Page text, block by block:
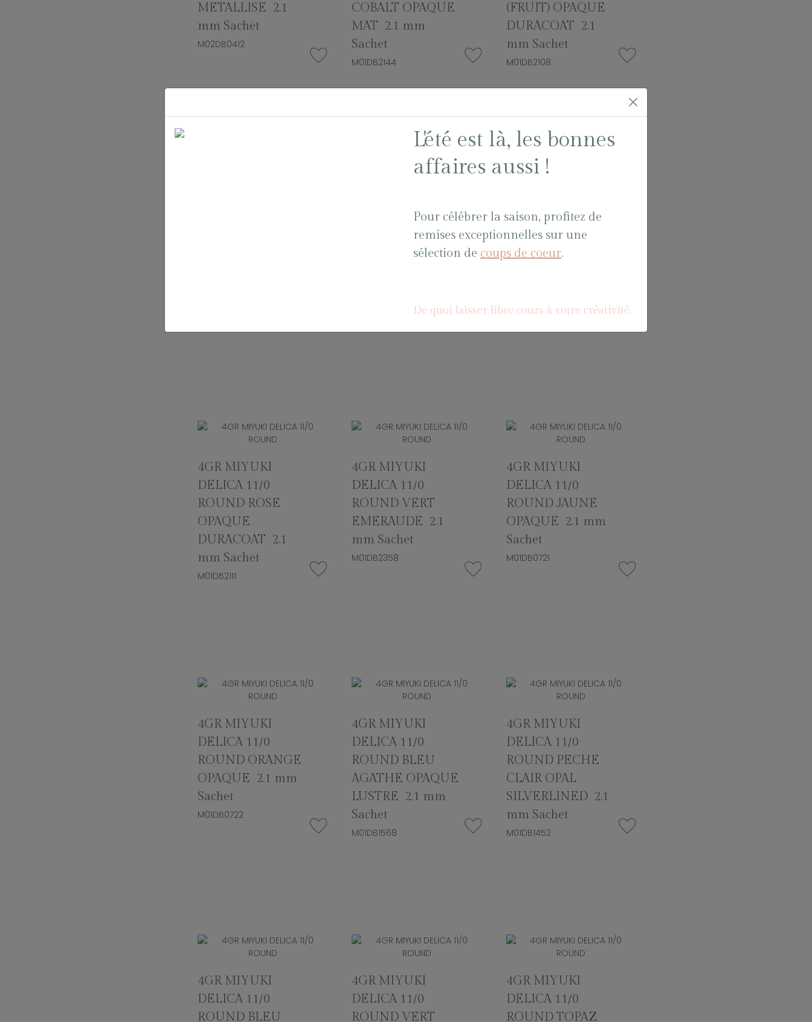
METALLISE 2.1
mm Sachet
M02DB0412
COBALT OPAQUE
MAT 2.1 mm
Sachet
M01DB2144
(FRUIT) OPAQUE
DURACOAT 2.1
mm Sachet
M01DB2108
4GR MIYUKI
ROUND BLANC
4GR MIYUKI
DELICA 11/0
ROUND
4GR MIYUKI
DELICA 11/0
ROUND ROSE
OPAQUE
DURACOAT 2.1
mm Sachet
M01DB2111
4GR MIYUKI
DELICA 11/0
ROUND VERT
EMERAUDE 2.1
mm Sachet
M01DB2358
4GR MIYUKI
DELICA 11/0
ROUND JAUNE
OPAQUE 2.1 mm
Sachet
M01DB0721
4GR MIYUKI
DELICA 11/0
ROUND ORANGE
OPAQUE 2.1 mm
Sachet
M01DB0722
4GR MIYUKI
DELICA 11/0
ROUND BLEU
AGATHE OPAQUE
LUSTRE 2.1 mm
Sachet
M01DB1568
4GR MIYUKI
DELICA 11/0
ROUND PECHE
CLAIR OPAL
SILVERLINED 2.1
mm Sachet
M01DB1452
4GR MIYUKI
DELICA 11/0
ROUND BLEU
4GR MIYUKI
DELICA 11/0
ROUND VERT
4GR MIYUKI
DELICA 11/0
ROUND TOPAZ
L'été est là, les bonnes
affaires aussi !
Pour célébrer la saison, profitez de
remises exceptionnelles sur une
sélection de coups de coeur.
De quoi laisser libre cours à votre créativité.